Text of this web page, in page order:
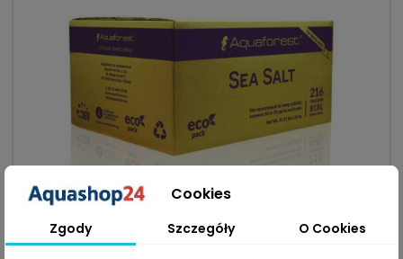
Cookies
Zgody Szczegóły O Cookies